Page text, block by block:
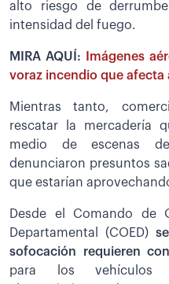
alto riesgo de
intensidad del fuego.
MIRA AQUÍ:
Imágenes
voraz incendio que afecta
Mientras tanto,
rescatar la mercadería
medio de escenas de
denunciaron presuntos
que estarían
Desde el Comando de
Departamental (COED)
sofocación requieren
para los vehículos